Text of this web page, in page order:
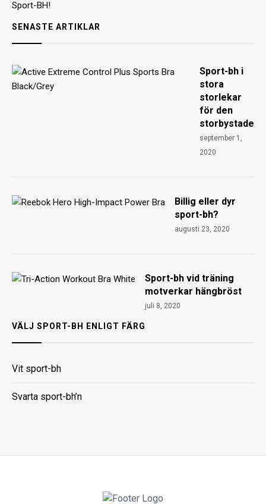
Sport-BH!
SENASTE ARTIKLAR
Sport-bh i
stora
storlekar
för den
storbystade
september 1,
2020
Billig eller dyr
sport-bh?
augusti 23, 2020
Sport-bh vid träning
motverkar hängbröst
juli 8, 2020
VÄLJ SPORT-BH ENLIGT FÄRG
Vit sport-bh
Svarta sport-bh’n